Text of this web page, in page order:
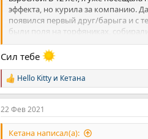
эффекта, но курила за компанию.
появился первый друг/барыга и с
были поля на торфяниках,
Из-за двойной зависимости, мой
2-3 дня. Но я больше не хочу так
где-то в себе. Замкнутость, потеря
Вчера докурила очередную бошку.
бросит.
Настрой серьёзный. Поехали.
Сил тебе
Р
е
а
к
ц
и
Hello Kitty и Кетана
22 Фев 2021
Кетана написал(а):